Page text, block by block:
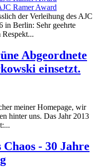
der Verleihung des AJC
in Berlin: Sehr geehrte
Abgeordnete
einsetzt.
meiner Homepage, wir
hinter uns. Das Jahr 2013
- 30 Jahre